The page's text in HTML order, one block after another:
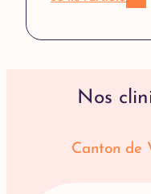
Nos
Canton de